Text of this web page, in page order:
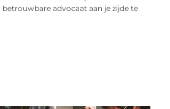
advocaat aan je zijde te